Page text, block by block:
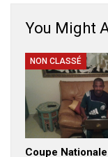
You Might
NON CLASSÉ
Coupe